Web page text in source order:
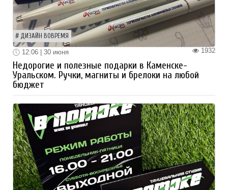
ДИЗАЙН ВОВРЕМЯ
1932
12:06 | 30 июня
Недорогие и полезные подарки в Каменске-
Уральском. Ручки, магниты и брелоки на любой
бюджет